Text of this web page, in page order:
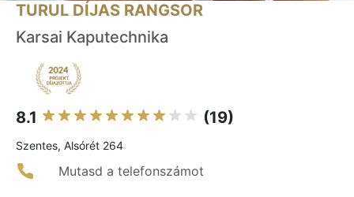
TURUL DÍJAS RANGSOR
Karsai Kaputechnika
8.1 (19)
Szentes, Alsórét 264
Mutasd a telefonszámot